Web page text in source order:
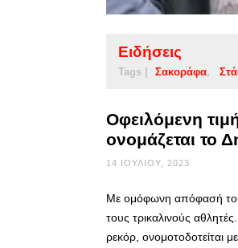
Ειδήσεις
Tags | Σακοράφα
Οφειλόμενη
ονομάζεται το
14 ΙΟΥΛΊΟΥ, 2023
Με ομόφωνη απόφασή του
τους τρικαλινούς
ρεκόρ, ονομοτοδοτείται